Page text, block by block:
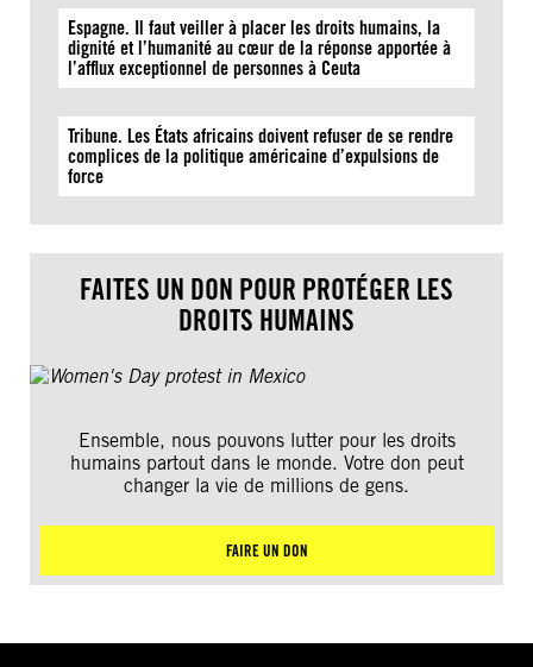
Espagne. Il faut veiller à placer les droits humains, la
dignité et l’humanité au cœur de la réponse apportée à
l’afflux exceptionnel de personnes à Ceuta
Tribune. Les États africains doivent refuser de se rendre
complices de la politique américaine d’expulsions de
force
FAITES UN DON POUR PROTÉGER LES
DROITS HUMAINS
Ensemble, nous pouvons lutter pour les droits
humains partout dans le monde. Votre don peut
changer la vie de millions de gens.
FAIRE UN DON